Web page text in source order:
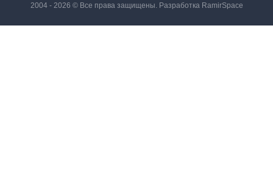
2004 - 2026 © Все права защищены. Разработка RamirSpace